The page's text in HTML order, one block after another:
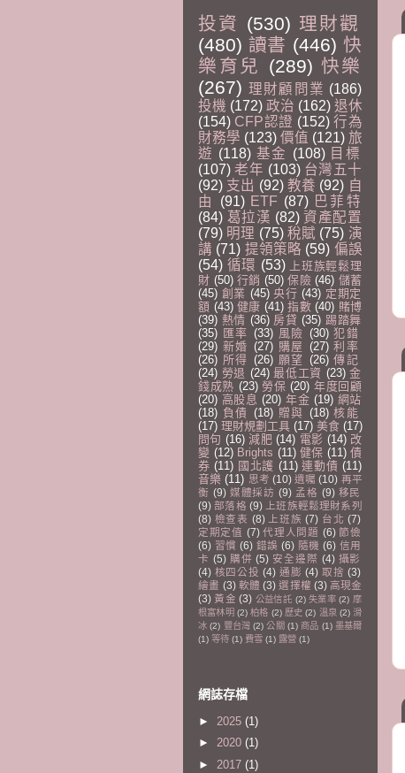
投資 (530) 理財觀
(480) 讀書 (446) 快
樂育兒
(289) 快樂
(267) 理財顧問業 (186)
投機 (172) 政治 (162) 退休
(154) CFP認證 (152) 行為
財務學 (123) 價值 (121) 旅
遊 (118) 基金 (108) 目標
(107) 老年 (103) 台灣五十
(92) 支出 (92) 教養 (92) 自
由
(91) ETF (87) 巴菲特
(84) 葛拉漢 (82) 資產配置
(79) 明理 (75) 稅賦 (75) 演
講 (71) 提領策略 (59) 偏誤
(54) 循環 (53)
上班族輕鬆理
財 (50) 行銷 (50) 保險 (46) 儲蓄
(45) 創業 (45) 央行 (43) 定期定
額 (43) 健康 (41) 指數 (40) 賭博
(39) 熱情 (36) 房貸 (35) 踢踏舞
(35) 匯率 (33) 風險 (30) 犯錯
(29) 新婚 (27) 購屋 (27) 利率
(26) 所得 (26) 願望 (26) 傳記
(24) 勞退 (24) 最低工資 (23) 金
錢成熟 (23) 勞保 (20) 年度回顧
(20) 高股息 (20) 年金 (19) 網站
(18) 負債 (18) 贈與 (18) 核能
(17) 理財規劃工具 (17) 美食 (17)
問句 (16) 減肥 (14) 電影 (14) 改
變 (12) Brights (11) 健保 (11) 債
券 (11) 國北護 (11) 連動債 (11)
音樂 (11) 思考 (10) 遺囑 (10) 再平
衡 (9) 媒體採訪 (9) 孟格 (9) 移民
(9) 部落格 (9)
上班族輕鬆理財系列
(8) 檢查表 (8) 上班族 (7) 台北 (7)
定期定值 (7) 代理人問題 (6) 節儉
(6) 習慣 (6) 錯誤 (6) 隨機 (6) 信用
卡 (5) 購併 (5) 安全邊際 (4) 攝影
(4) 核四公投 (4) 通膨 (4) 取捨 (3)
繪畫 (3) 軟體 (3) 選擇權 (3) 高現金
(3) 黃金 (3) 公益信託 (2) 失業率 (2) 摩
根富林明 (2) 柏格 (2) 歷史 (2) 溫泉 (2) 滑
冰 (2) 豐台灣 (2) 公關 (1) 商品 (1) 墨基爾
(1) 等待 (1) 費雪 (1) 露營 (1)
網誌存檔
► 2025 (1)
► 2020 (1)
► 2017 (1)